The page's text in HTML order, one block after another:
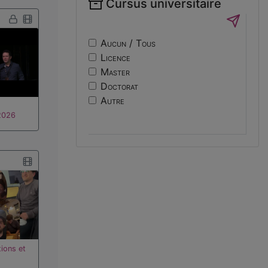
et
Sécurité
if14
usinage
edc
engineering
ev14
intelligence
Cursus universitaire
Aucun / Tous
Licence
Master
Doctorat
Autre